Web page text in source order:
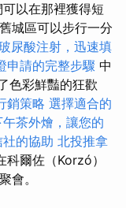
以在那裡獲得短
城區可以步行一分
尿酸注射，迅速填
申請的完整步驟 中
色彩鮮豔的狂歡
銷策略 選擇適合的
午茶外燴，讓您的
的協助 北投推拿
科爾佐（Korzó）
會。